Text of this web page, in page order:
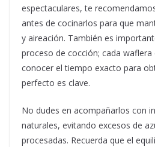
espectaculares, te
antes de cocinarlos para que
y aireación. También es
proceso de cocción; cada
conocer el tiempo exacto para
perfecto es clave.
No dudes en acompañarlos con
naturales, evitando excesos de
procesadas. Recuerda que el